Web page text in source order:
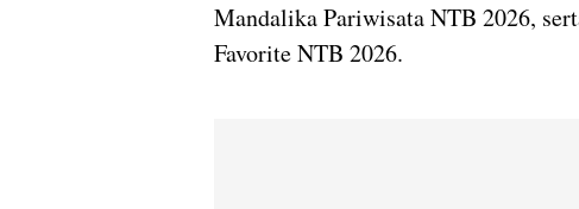
Mandalika Pariwisata NTB 2026,
Favorite NTB 2026.